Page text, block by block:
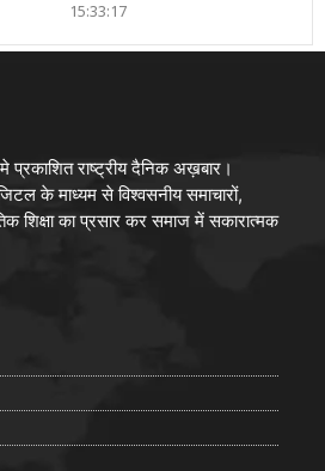
15:33:17
प्रकाशित राष्ट्रीय दैनिक अख़बार।
के माध्यम से विश्वसनीय समाचारों,
शिक्षा का प्रसार कर समाज में सकारात्मक